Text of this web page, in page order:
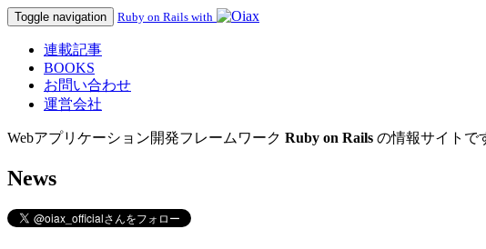
Toggle navigation Ruby on Rails with
連載記事
BOOKS
お問い合わせ
運営会社
Webアプリケーション開発フレームワーク Ruby on Rails の情報サイトで
News